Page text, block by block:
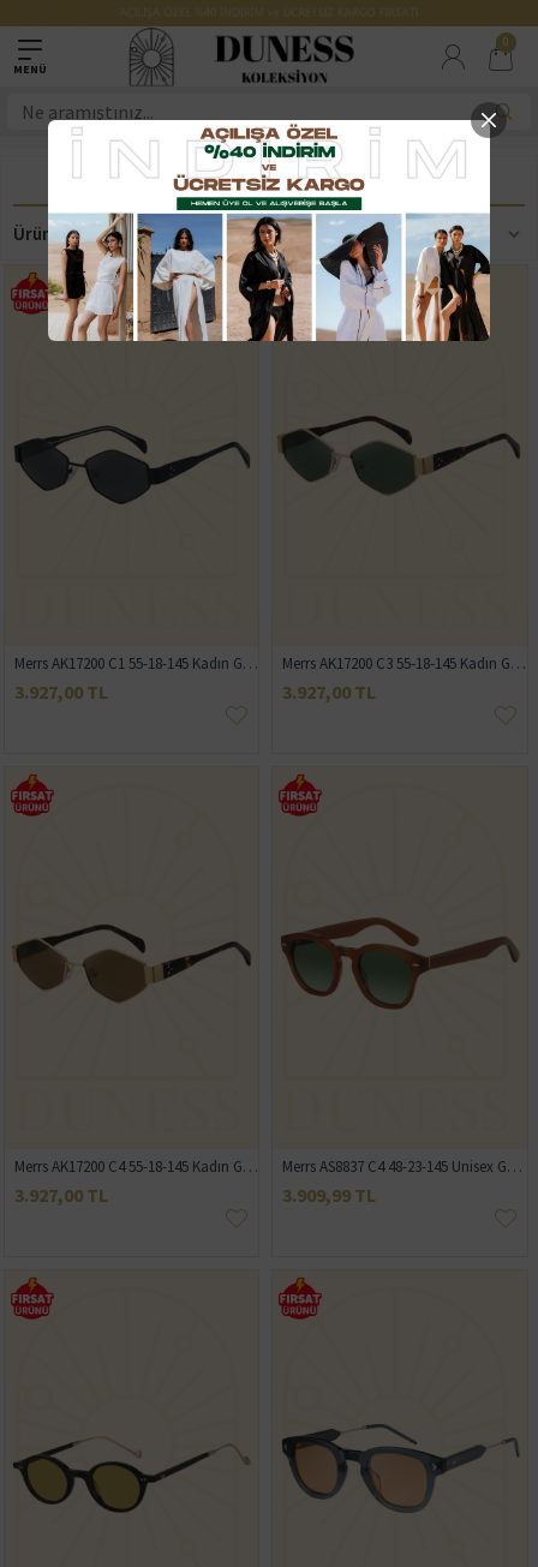
0
AKSESUAR
Ürün Filtreleme
Merrs AK17200 C1 55-18-145 Kadın Güneş Gözlüğü
3.927,00 TL
Merrs AK17200 C3 55-18-145 Kadın Güneş Gözlüğü
3.927,00 TL
Merrs AK17200 C4 55-18-145 Kadın Güneş Gözlüğü
3.927,00 TL
Merrs AS8837 C4 48-23-145 Unisex Güneş Gözlüğü
3.909,99 TL